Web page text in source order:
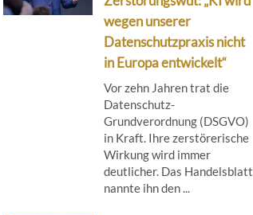
wegen unserer
Datenschutzpraxis nicht
in Europa entwickelt“
Vor zehn Jahren trat die
Datenschutz-
Grundverordnung (DSGVO)
in Kraft. Ihre zerstörerische
Wirkung wird immer
deutlicher. Das Handelsblatt
nannte ihn den ...